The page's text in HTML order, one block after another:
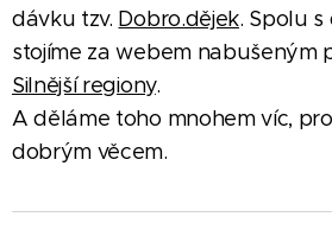
dávku tzv. Dobro.dějek. Spolu
stojíme za webem nabušeným
Silnější regiony.
A děláme toho mnohem víc,
dobrým věcem.